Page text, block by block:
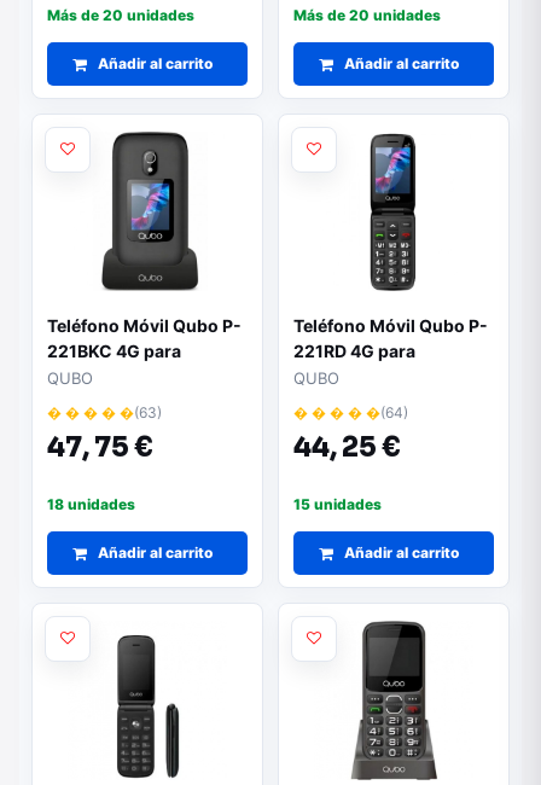
Más de 20 unidades
Añadir al carrito
Más de 20 unidades
Añadir al carrito
Teléfono Móvil Qubo P-
221BKC 4G para
Personas Mayores/
QUBO
� � � � �(63)
47,75 €
18 unidades
Añadir al carrito
Teléfono Móvil Qubo P-
221RD 4G para
Personas Mayores/
QUBO
� � � � �(64)
44,25 €
15 unidades
Añadir al carrito